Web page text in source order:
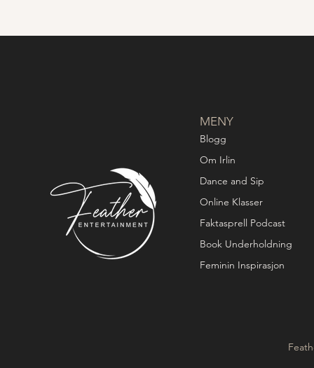
MENY
Blogg
Om Irlin
Dance and Sip
Online Klasser
Faktasprell Podcast
Book Underholdning
Feminin Inspirasjon